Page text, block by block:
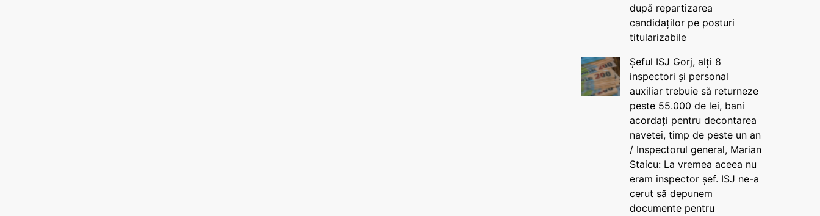
după repartizarea
candidaților pe posturi
titularizabile
Șeful ISJ Gorj, alți 8
inspectori și personal
auxiliar trebuie să returneze
peste 55.000 de lei, bani
acordați pentru decontarea
navetei, timp de peste un an
/ Inspectorul general, Marian
Staicu: La vremea aceea nu
eram inspector șef. ISJ ne-a
cerut să depunem
documente pentru